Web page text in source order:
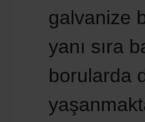
galvanize
yanı sıra
borularda